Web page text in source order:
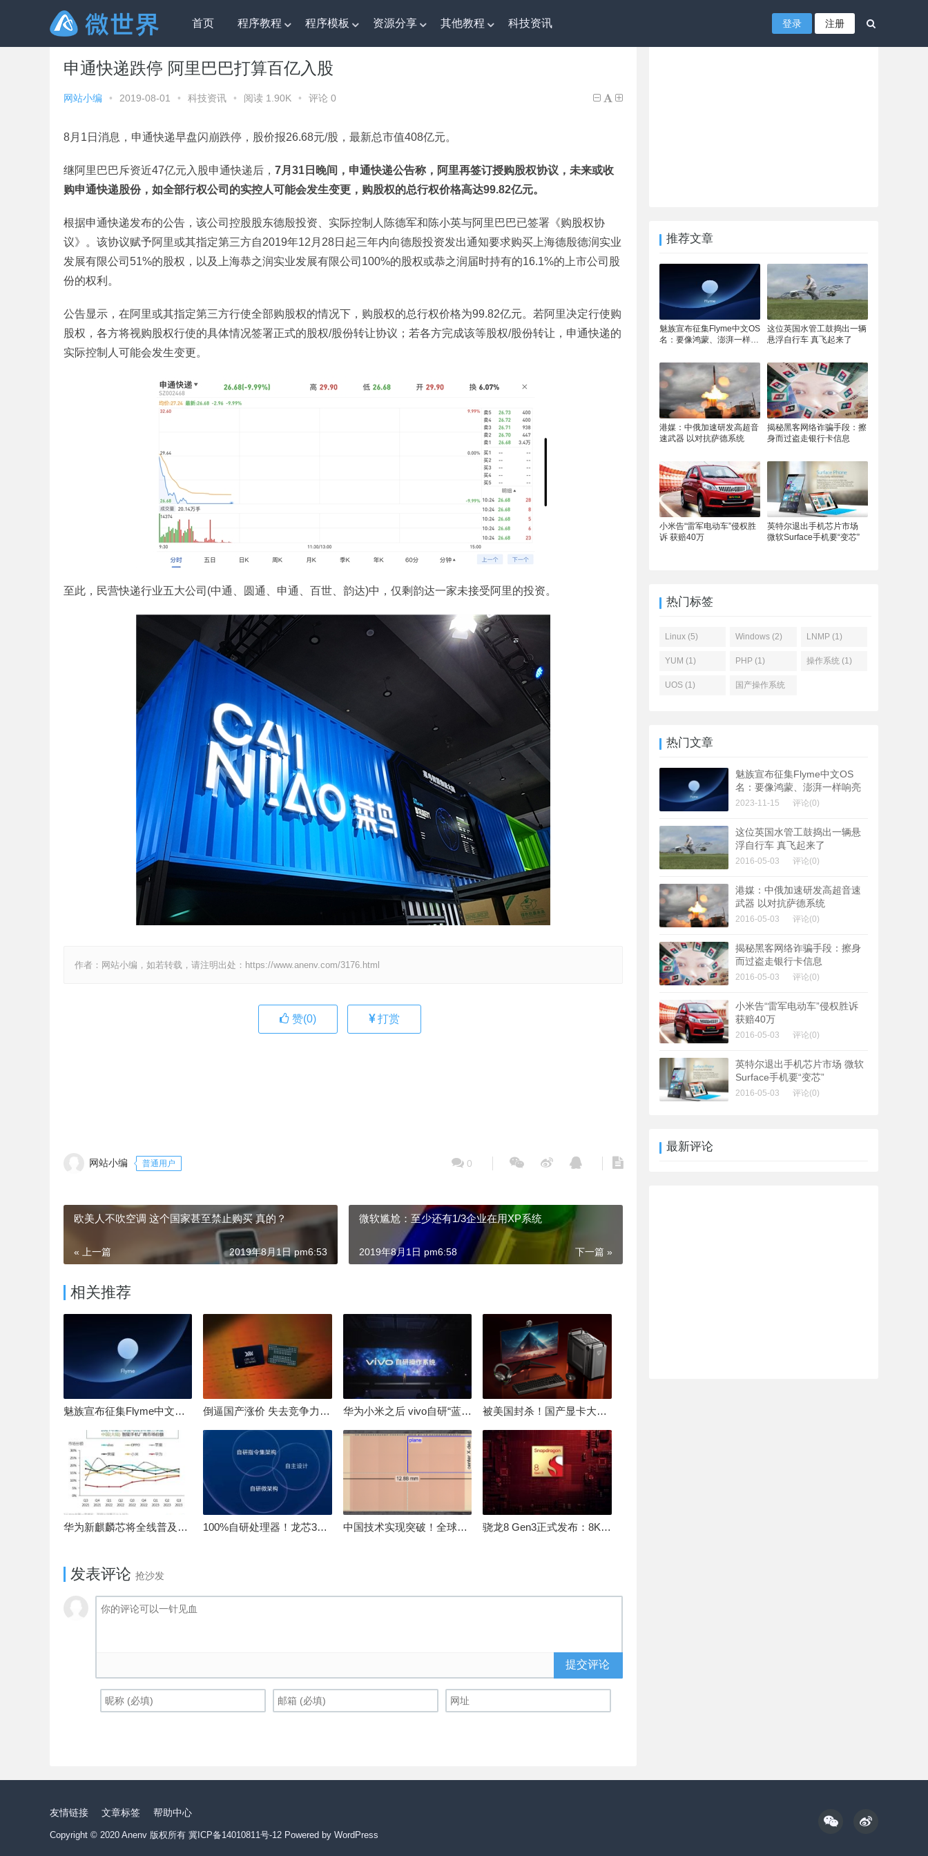
首页 程序教程 程序模板 资源分享 其他教程 科技资讯 登录 注册
微世界» 科技资讯» 申通快递跌停 阿里巴巴打算百亿入股
申通快递跌停 阿里巴巴打算百亿入股
网站小编 • 2019-08-01 • 科技资讯 • 阅读 1.90K • 评论 0
8月1日消息，申通快递早盘闪崩跌停，股价报26.68元/股，最新总市值408亿元。
继阿里巴巴斥资近47亿元入股申通快递后， 7月31日晚间，申通快递公告称，阿里再签订授购股权协议，未来或收
购申通快递股份，如全部行权公司的实控人可能会发生变更，购股权的总行权价格高达99.82亿元。
根据申通快递发布的公告，该公司控股股东德殷投资、实际控制人陈德军和陈小英与阿里巴巴已签署《购股权协
议》。该协议赋予阿里或其指定第三方自2019年12月28日起三年内向德殷投资发出通知要求购买上海德殷德润实业
发展有限公司51%的股权，以及上海恭之润实业发展有限公司100%的股权或恭之润届时持有的16.1%的上市公司股
份的权利。
公告显示，在阿里或其指定第三方行使全部购股权的情况下，购股权的总行权价格为99.82亿元。若阿里决定行使购
股权，各方将视购股权行使的具体情况签署正式的股权/股份转让协议；若各方完成该等股权/股份转让，申通快递的
实际控制人可能会发生变更。
至此，民营快递行业五大公司(中通、圆通、申通、百世、韵达)中，仅剩韵达一家未接受阿里的投资。
作者：网站小编，如若转载，请注明出处：https://www.anenv.com/3176.html
赞(0) 打赏
网站小编 普通用户 0
欧美人不吹空调 这个国家甚至禁止购买 真的？
« 上一篇 2019年8月1日 pm6:53
微软尴尬：至少还有1/3企业在用XP系统
下一篇 »
2019年8月1日 pm6:58
相关推荐
魅族宣布征集Flyme中文OS名：要像鸿蒙、澎湃一样响亮 倒逼国产涨价 失去竞争力！三星要减产50%：SSD必须涨价 华为小米之后 vivo自研“蓝河”操作系统重磅发布 被美国封杀！国产显卡大厂：中国GPU不存在至暗时刻
华为新麒麟芯将全线普及！高中低端全面采用 改写竞争格局 100%自研处理器！龙芯3A6000评测：与10代酷睿互有胜负 中国技术实现突破！全球最先进的3D NAND存储芯片被发现 骁龙8 Gen3正式发布：8K240手游成真！AI性能飙升98％
发表评论 抢沙发
提交评论
推荐文章
魅族宣布征集Flyme中文OS
名：要像鸿蒙、澎湃一样响
这位英国水管工鼓捣出一辆
悬浮自行车 真飞起来了
港媒：中俄加速研发高超音
速武器 以对抗萨德系统
揭秘黑客网络诈骗手段：擦
身而过盗走银行卡信息
小米告“雷军电动车”侵权胜
诉 获赔40万
英特尔退出手机芯片市场
微软Surface手机要“变芯”
热门标签
Linux (5) Windows (2) LNMP (1)
YUM (1) PHP (1) 操作系统 (1)
UOS (1) 国产操作系统
热门文章
魅族宣布征集Flyme中文OS
名：要像鸿蒙、澎湃一样响亮
2023-11-15 评论(0)
这位英国水管工鼓捣出一辆悬
浮自行车 真飞起来了
2016-05-03 评论(0)
港媒：中俄加速研发高超音速
武器 以对抗萨德系统
2016-05-03 评论(0)
揭秘黑客网络诈骗手段：擦身
而过盗走银行卡信息
2016-05-03 评论(0)
小米告“雷军电动车”侵权胜诉
获赔40万
2016-05-03 评论(0)
英特尔退出手机芯片市场 微软
Surface手机要“变芯”
2016-05-03 评论(0)
最新评论
友情链接 文章标签 帮助中心
Copyright © 2020 Anenv 版权所有 冀ICP备14010811号-12 Powered by WordPress